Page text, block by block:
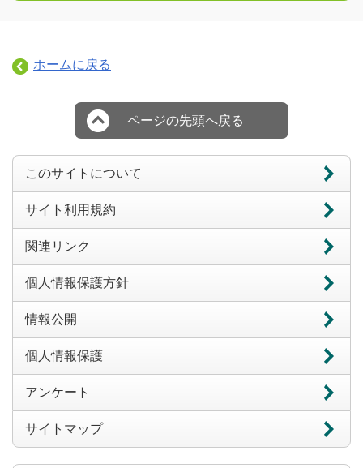
ホームに戻る
ページの先頭へ戻る
このサイトについて
サイト利用規約
関連リンク
個人情報保護方針
情報公開
個人情報保護
アンケート
サイトマップ